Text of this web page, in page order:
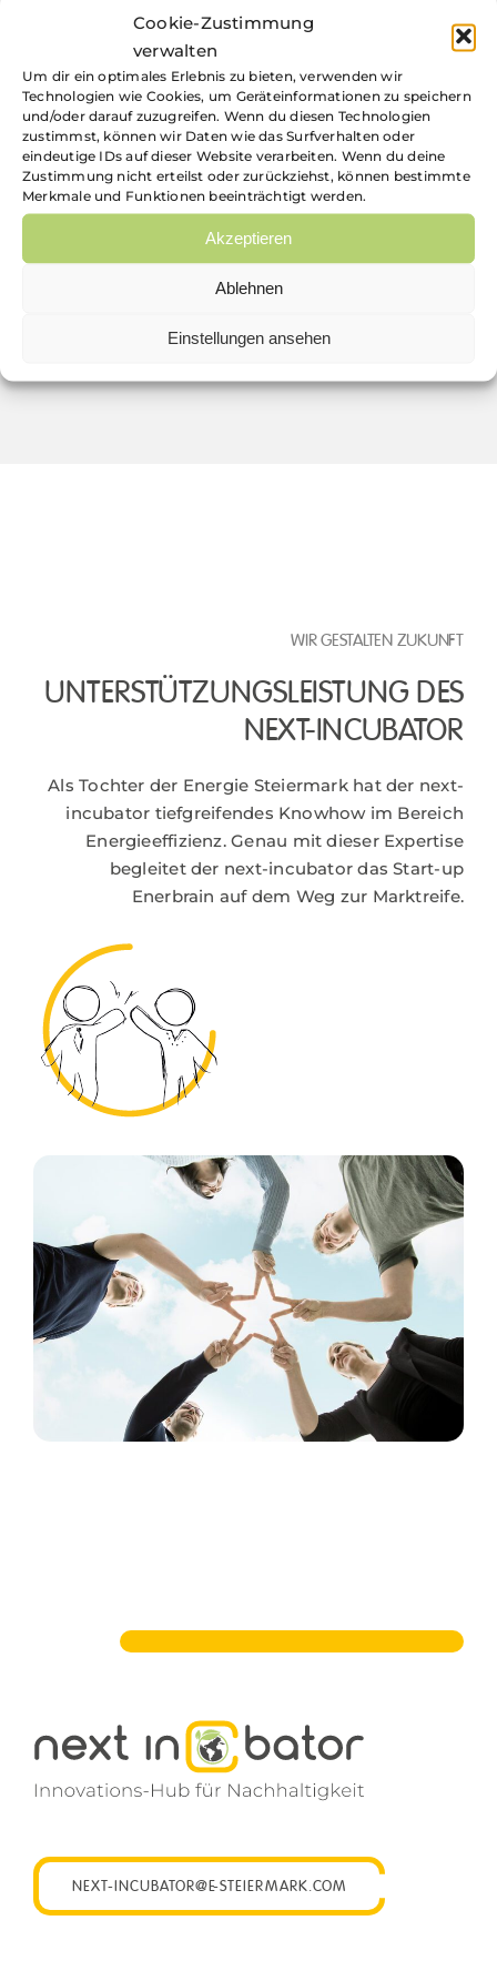
Cookie-Zustimmung
verwalten
Um dir ein optimales Erlebnis zu bieten, verwenden wir
Technologien wie Cookies, um Geräteinformationen zu speichern
und/oder darauf zuzugreifen. Wenn du diesen Technologien
zustimmst, können wir Daten wie das Surfverhalten oder
eindeutige IDs auf dieser Website verarbeiten. Wenn du deine
Zustimmung nicht erteilst oder zurückziehst, können bestimmte
Merkmale und Funktionen beeinträchtigt werden.
Akzeptieren
Ablehnen
Einstellungen ansehen
https://www.enerbrain.com
ANSPRECHPERSON: PATRICK LANDERL
STEIERMARK.COM
WIR GESTALTEN ZUKUNFT
UNTERSTÜTZUNGSLEISTUNG DES
NEXT-INCUBATOR
Als Tochter der Energie Steiermark hat der next-
incubator tiefgreifendes Knowhow im Bereich
Energieeffizienz. Genau mit dieser Expertise
begleitet der next-incubator das Start-up
Enerbrain auf dem Weg zur Marktreife.
NEXT-INCUBATOR@E-STEIERMARK.COM